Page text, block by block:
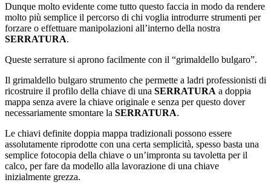
Dunque molto evidente come tutto questo faccia in modo da rendere
molto più semplice il percorso di chi voglia introdurre strumenti per
forzare o effettuare manipolazioni all’interno della nostra
SERRATURA.
Queste serrature si aprono facilmente con il “grimaldello bulgaro”.
Il grimaldello bulgaro strumento che permette a ladri professionisti di
ricostruire il profilo della chiave di una SERRATURA a doppia
mappa senza avere la chiave originale e senza per questo dover
necessariamente smontare la SERRATURA.
Le chiavi definite doppia mappa tradizionali possono essere
assolutamente riprodotte con una certa semplicità, spesso basta una
semplice fotocopia della chiave o un’impronta su tavoletta per il
calco, per fare da modello alla lavorazione di una chiave
inizialmente grezza.